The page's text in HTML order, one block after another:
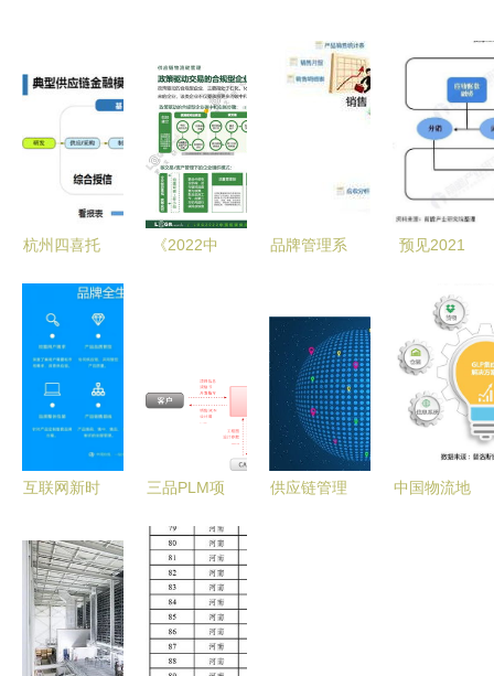
杭州四喜托
贸易为基石
的供应链金
《2022中
的品牌管理
启示
品牌管理系
象的核心引
擎
预见2021
管理服务产
业全景图谱
互联网新时
性供应链服
务商 中闽
在线的品牌
管理之道
三品PLM项
特性与供应
链管理详细
供应链管理
中国物流地